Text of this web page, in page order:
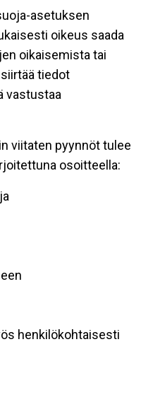
asetuksen
oikeus saada
oikaisemista tai
tiedot
vastustaa
viitaten pyynnöt tulee
osoitteella:
henkilökohtaisesti